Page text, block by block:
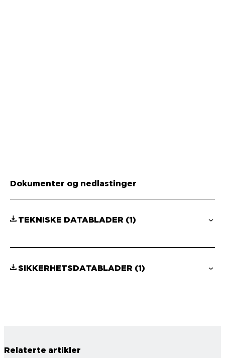
Dokumenter og nedlastinger
TEKNISKE DATABLADER (1)
SIKKERHETSDATABLADER (1)
Relaterte artikler